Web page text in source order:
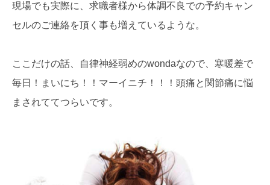
現場でも実際に、求職者様から体調不良での予約キャン
セルのご連絡を頂く事も増えているような。
ここだけの話、自律神経弱めのwondaなので、寒暖差で
毎日！まいにち！！マーイニチ！！！頭痛と関節痛に悩
まされててつらいです。